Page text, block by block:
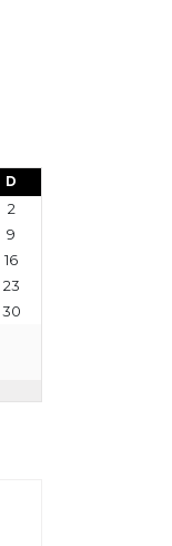
D
2
9
16
23
30